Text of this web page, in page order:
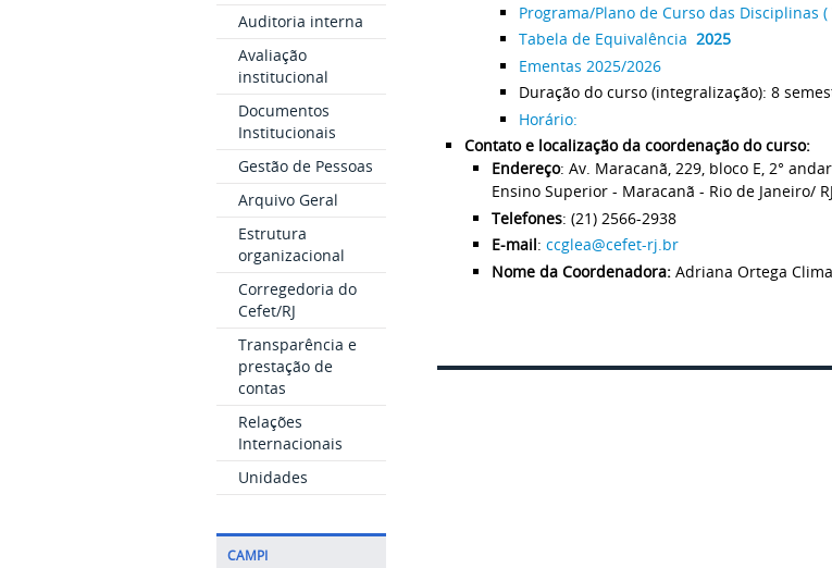
Auditoria interna
Avaliação
institucional
Documentos
Institucionais
Gestão de Pessoas
Arquivo Geral
Estrutura
organizacional
Corregedoria do
Cefet/RJ
Transparência e
prestação de
contas
Relações
Internacionais
Unidades
CAMPI
Programa/Plano de Curso das Disciplinas (
Tabela de Equivalência 2025
Ementas 2025/2026
Duração do curso (integralização): 8
Horário:
Contato e localização da coordenação do curso:
Endereço: Av. Maracanã, 229, bloco E, 2°
Ensino Superior - Maracanã - Rio de Janeiro/ RJ
Telefones: (21) 2566-2938
E-mail: ccglea@cefet-rj.br
Nome da Coordenadora: Adriana Ortega